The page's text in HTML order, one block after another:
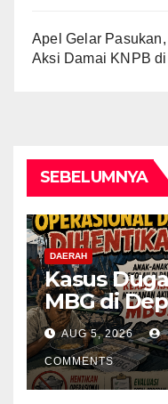
Apel Gelar
Aksi Damai KNPB
SEBELUMNYA
DAERAH
Kasus
MBG di
Aktivis
Dihentikan
AUG 5, 2026
COMMENTS